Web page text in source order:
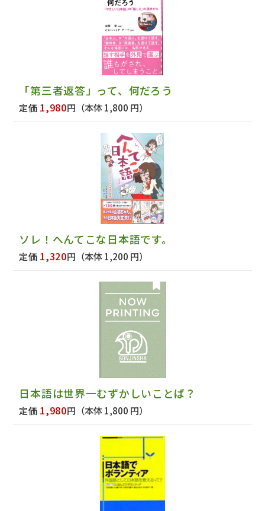
「第三者返答」って、何だろう
定価 1,980円 （本体 1,800 円）
ソレ！へんてこな日本語です。
定価 1,320円 （本体 1,200 円）
日本語は世界一むずかしいことば？
定価 1,980円 （本体 1,800 円）